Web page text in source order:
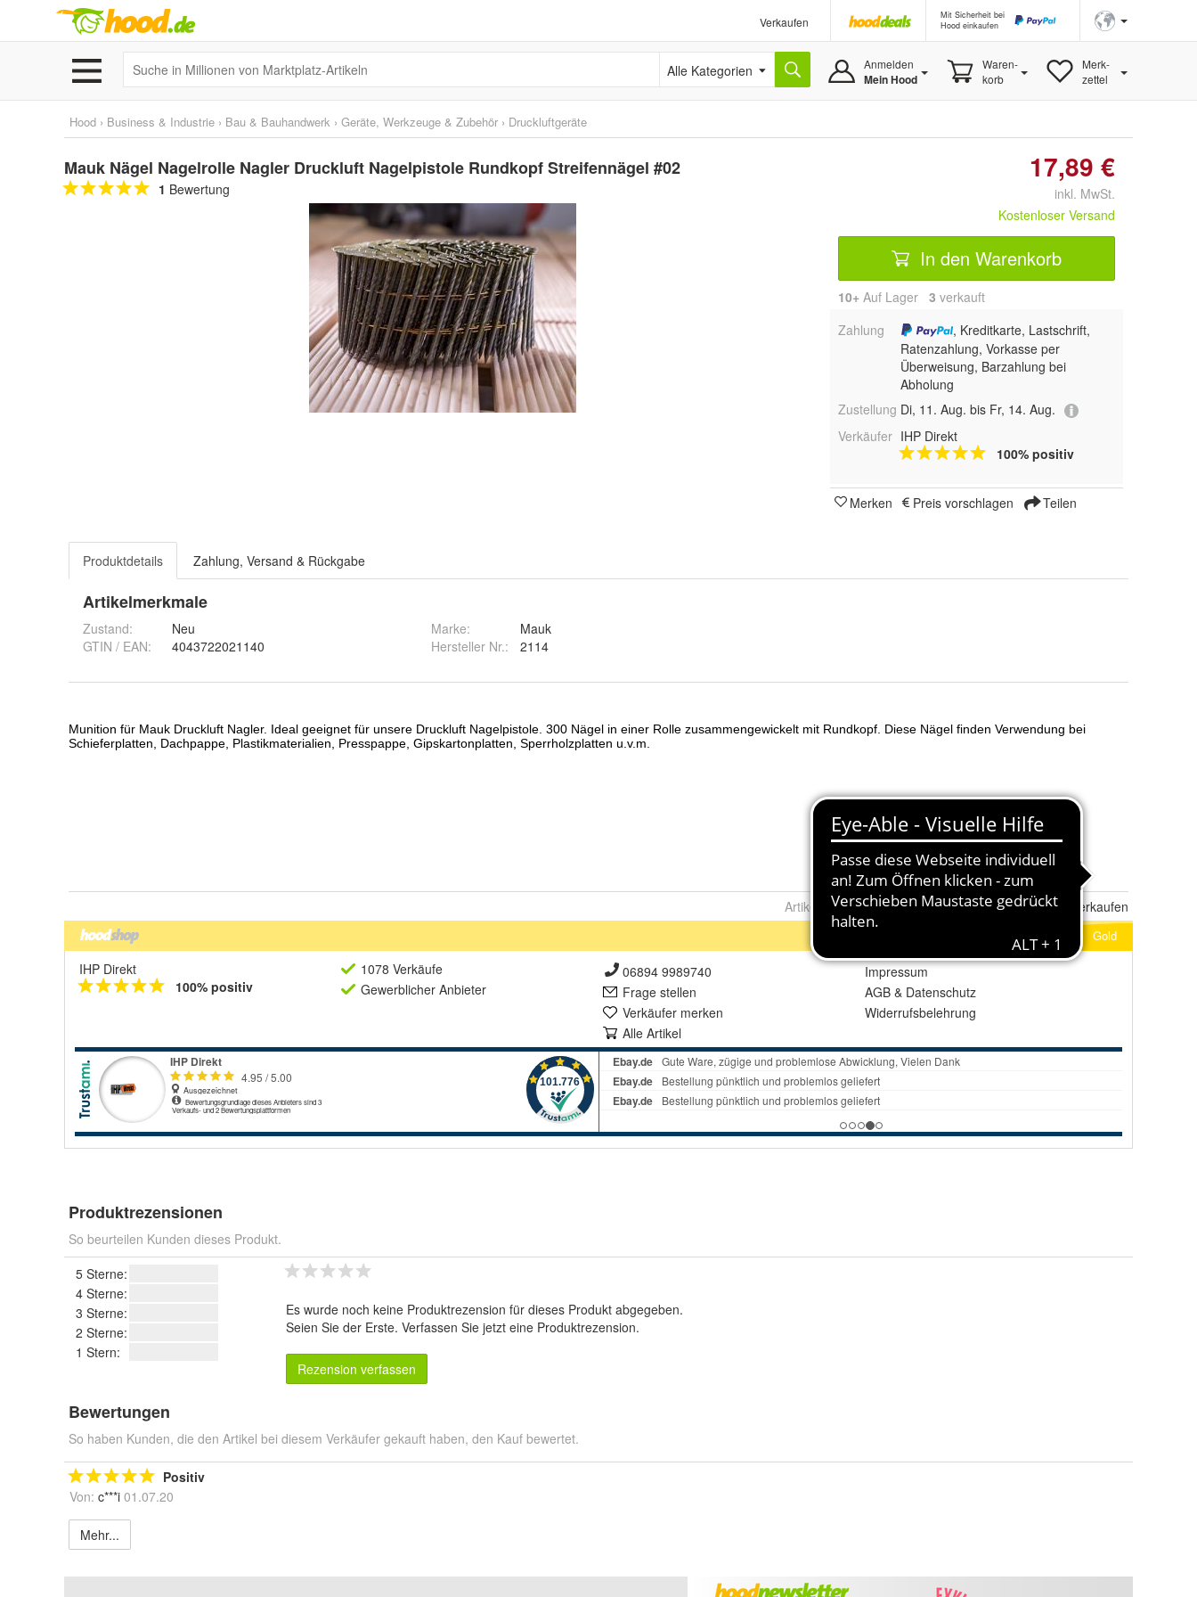
Verkaufen
Mit Sicherheit bei
Hood einkaufen
Alle Kategorien Anmelden
Mein Hood
Waren-
korb
Merk-
zettel
Hood › Business & Industrie › Bau & Bauhandwerk › Geräte, Werkzeuge & Zubehör › Druckluftgeräte
Mauk Nägel Nagelrolle Nagler Druckluft Nagelpistole Rundkopf Streifennägel #02
1 Bewertung
17,89 €
inkl. MwSt.
Kostenloser Versand
In den Warenkorb
10+ Auf Lager 3 verkauft
Zahlung
, Kreditkarte, Lastschrift,
Ratenzahlung, Vorkasse per
Überweisung, Barzahlung bei
Abholung
Zustellung Di, 11. Aug. bis Fr, 14. Aug.
Verkäufer IHP Direkt
100% positiv
Merken Preis vorschlagen Teilen
Produktdetails Zahlung, Versand & Rückgabe
Artikelmerkmale
Zustand:
Neu
GTIN / EAN:
4043722021140
Marke:
Mauk
Hersteller Nr.:
2114
Artikel Nr.:0075223982 Melden|ÄhnlichenArtikel verkaufen
Gold
IHP Direkt
100% positiv
1078 Verkäufe
Gewerblicher Anbieter
06894 9989740
Frage stellen
Verkäufer merken
Alle Artikel
Impressum
AGB & Datenschutz
Widerrufsbelehrung
Produktrezensionen
So beurteilen Kunden dieses Produkt.
5 Sterne:
4 Sterne:
3 Sterne:
2 Sterne:
1 Stern:
Es wurde noch keine Produktrezension für dieses Produkt abgegeben.
Seien Sie der Erste. Verfassen Sie jetzt eine Produktrezension.
Rezension verfassen
Bewertungen
So haben Kunden, die den Artikel bei diesem Verkäufer gekauft haben, den Kauf bewertet.
Positiv
Von: c***i 01.07.20
Mehr...